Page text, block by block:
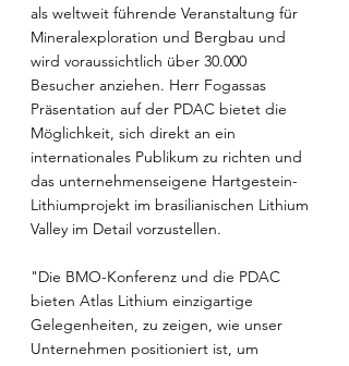
als weltweit führende Veranstaltung für
Mineralexploration und Bergbau und
wird voraussichtlich über 30.000
Besucher anziehen. Herr Fogassas
Präsentation auf der PDAC bietet die
Möglichkeit, sich direkt an ein
internationales Publikum zu richten und
das unternehmenseigene Hartgestein-
Lithiumprojekt im brasilianischen Lithium
Valley im Detail vorzustellen.
"Die BMO-Konferenz und die PDAC
bieten Atlas Lithium einzigartige
Gelegenheiten, zu zeigen, wie unser
Unternehmen positioniert ist, um